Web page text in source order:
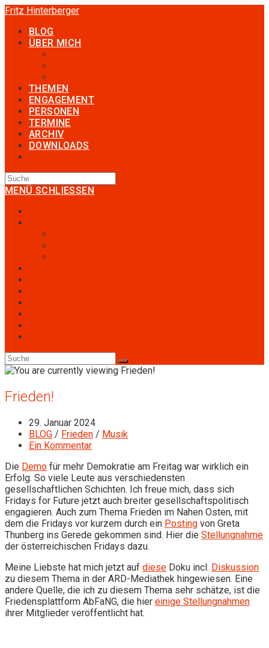
Zum
springen
Fritz Hinterberger
BLOG
ÜBER MICH
THEMEN
ENGAGEMENT
PERSONEN
TERMINE
ARCHIV
DOWNLOADS
SEARCH
MENÜ SCHLIESSEN
search
Frieden!
Beitrag
veröffentlicht:
29. Januar 2024
Beitrags-
Kategorie:
BLOG / Frieden / Musik
Beitrags-
Ein Kommentar
Die Demo für mehr Demokratie am Freitag war wirklich ein
Erfolg. So viele Leute aus verschiedensten
gesellschaftlichen Schichten. Ich freue mich, dass sich
Fridays for Future jetzt auch breiter gesellschaftspolitisch
engagieren. Auch zum Thema Frieden im Nahen Osten, mit
dem die Fridays vor kurzem durch ein Posting von Greta
Thunberg ins Gerede gekommen sind. Hier die Stellungnahme
der österreichischen Fridays dazu.
Meine Liebste hat mich jetzt auf diese Doku incl. Diskussion
zu diesem Thema in der ARD-Mediathek hingewiesen. Eine
andere Quelle, die ich zu diesem Thema sehr schätze, ist die
Friedensplattform AbFaNG, die hier einige Stellungnahmen
ihrer Mitglieder veröffentlicht hat.